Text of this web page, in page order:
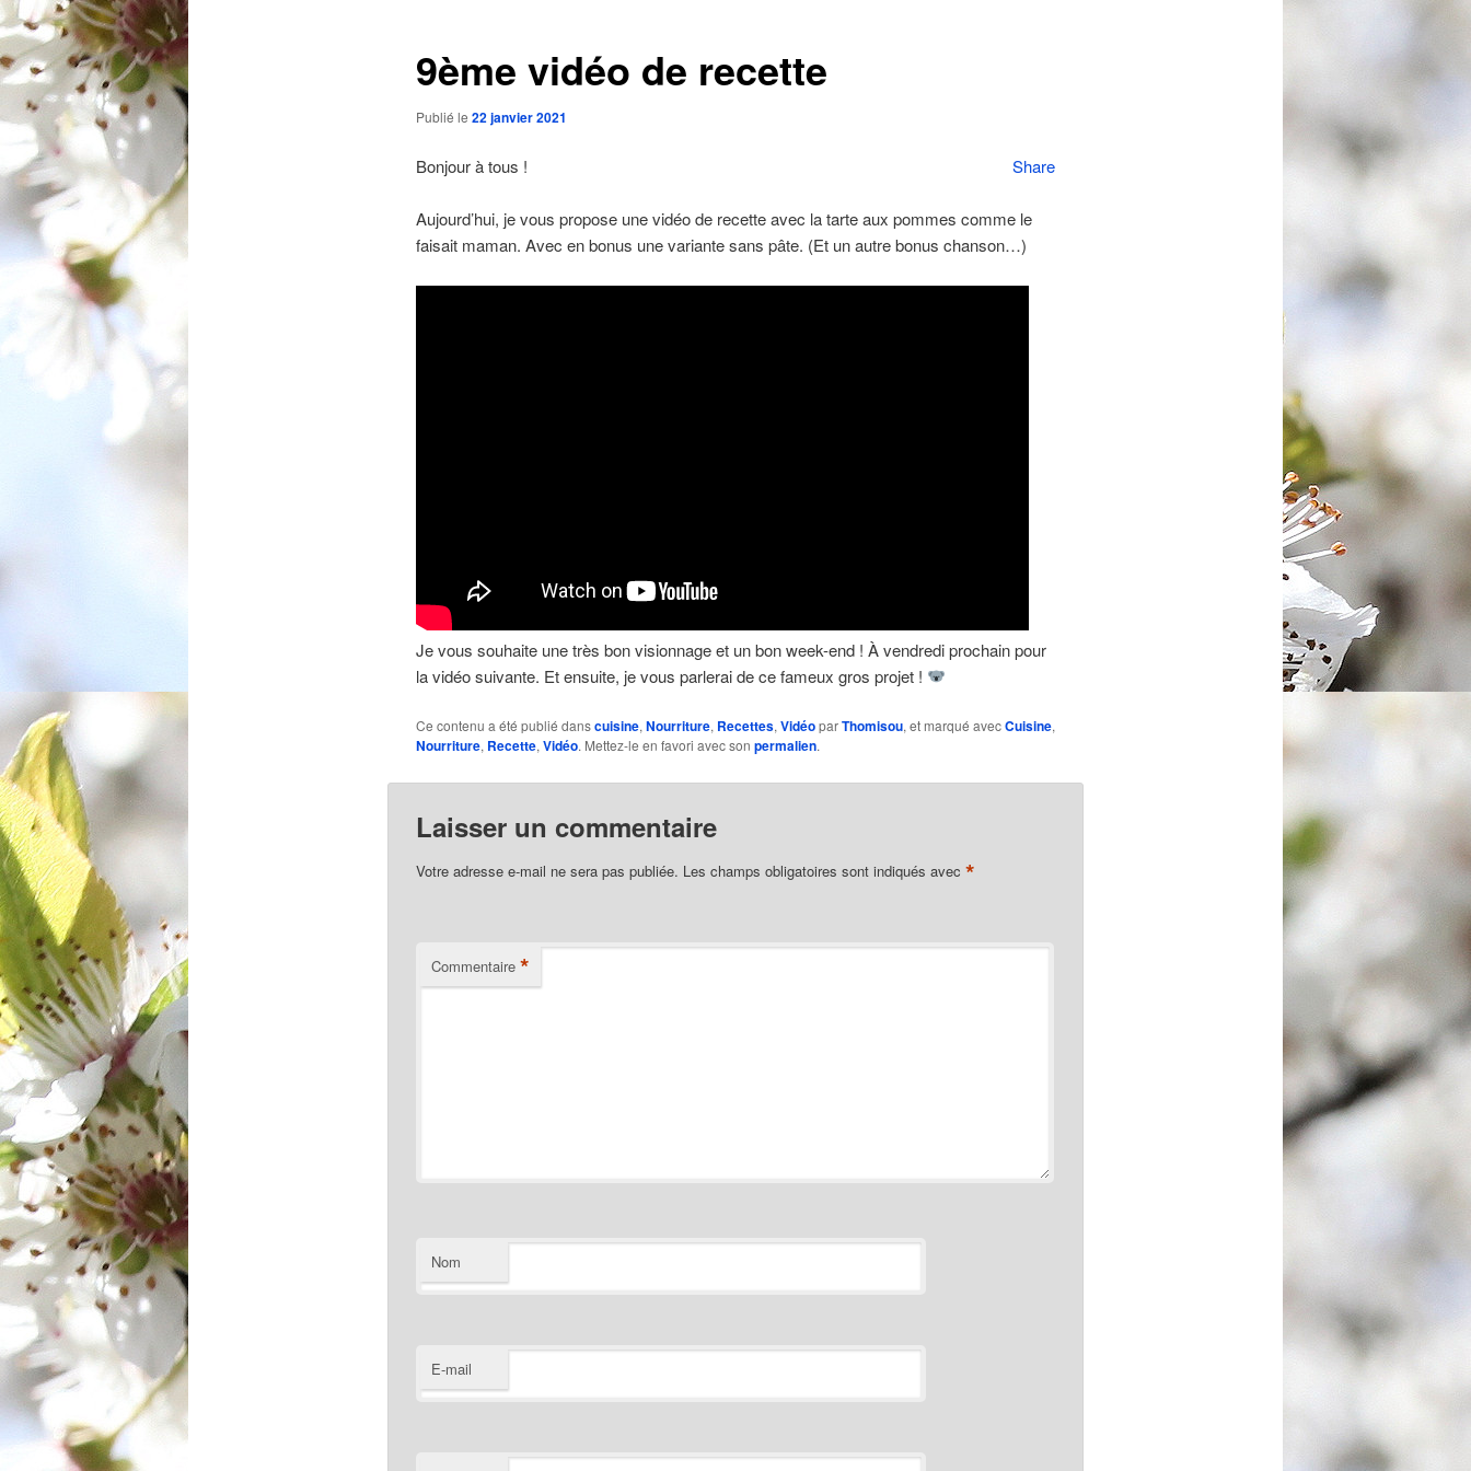
9ème vidéo de recette
Publié le 22 janvier 2021
Share
Bonjour à tous !
Aujourd’hui, je vous propose une vidéo de recette avec la tarte aux pommes comme le
faisait maman. Avec en bonus une variante sans pâte. (Et un autre bonus chanson…)
Je vous souhaite une très bon visionnage et un bon week-end ! À vendredi prochain pour
la vidéo suivante. Et ensuite, je vous parlerai de ce fameux gros projet !
Ce contenu a été publié danscuisine, Nourriture, Recettes, VidéoparThomisou, et marqué avecCuisine,
Nourriture, Recette, Vidéo. Mettez-le en favori avec son permalien.
Laisser un commentaire
Votre adresse e-mail ne sera pas publiée. Les champs obligatoires sont indiqués avec *
Commentaire *
Nom
E-mail